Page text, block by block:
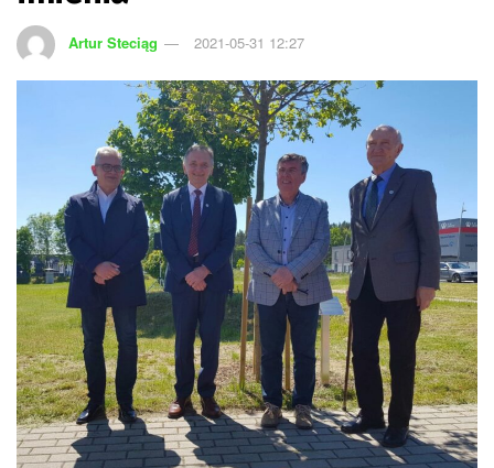
Artur Steciąg 2021-05-31 12:27